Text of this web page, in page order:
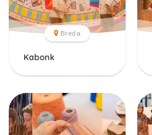
Breda
Kabonk